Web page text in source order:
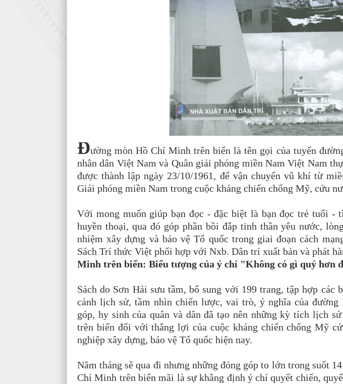
Đường mòn Hồ Chí Minh trên biển là tên gọi của tuyến
nhân dân Việt Nam và Quân giải phóng miền Nam Việt Nam
được thành lập ngày 23/10/1961, để vận chuyển vũ khí từ
Giải phóng miền Nam trong cuộc kháng chiến chống Mỹ, cứu
Với mong muốn giúp bạn đọc - đặc biệt là bạn đọc trẻ tuổi -
huyền thoại, qua đó góp phần bồi đắp tinh thần yêu nước,
nhiệm xây dựng và bảo vệ Tổ quốc trong giai đoạn cách
Sách Trí thức Việt phối hợp với Nxb. Dân trí xuất bản và phát
Minh trên biển: Biểu tượng của ý chí "Không có gì quý hơn
Sách do Sơn Hải sưu tầm, bổ sung với 199 trang, tập hợp các
cảnh lịch sử, tầm nhìn chiến lược, vai trò, ý nghĩa của
góp, hy sinh của quân và dân đã tạo nên những kỳ tích lịch
trên biển đối với thắng lợi của cuộc kháng chiến chống Mỹ
nghiệp xây dựng, bảo vệ Tổ quốc hiện nay.
Năm tháng sẽ qua đi nhưng những đóng góp to lớn trong suốt
Chí Minh trên biển mãi là sự khẳng định ý chí quyết chiến,